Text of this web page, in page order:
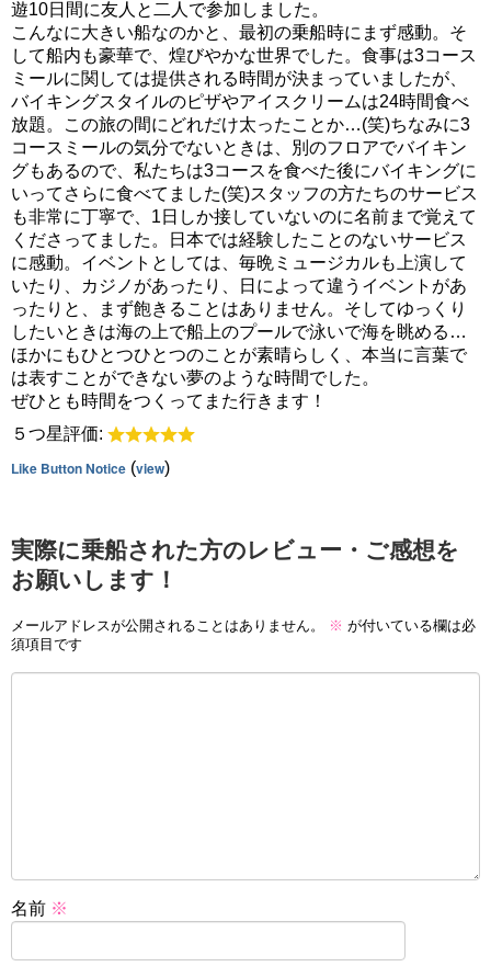
遊10日間に友人と二人で参加しました。
こんなに大きい船なのかと、最初の乗船時にまず感動。そ
して船内も豪華で、煌びやかな世界でした。食事は3コース
ミールに関しては提供される時間が決まっていましたが、
バイキングスタイルのピザやアイスクリームは24時間食べ
放題。この旅の間にどれだけ太ったことか…(笑)ちなみに3
コースミールの気分でないときは、別のフロアでバイキン
グもあるので、私たちは3コースを食べた後にバイキングに
いってさらに食べてました(笑)スタッフの方たちのサービス
も非常に丁寧で、1日しか接していないのに名前まで覚えて
くださってました。日本では経験したことのないサービス
に感動。イベントとしては、毎晩ミュージカルも上演して
いたり、カジノがあったり、日によって違うイベントがあ
ったりと、まず飽きることはありません。そしてゆっくり
したいときは海の上で船上のプールで泳いで海を眺める…
ほかにもひとつひとつのことが素晴らしく、本当に言葉で
は表すことができない夢のような時間でした。
ぜひとも時間をつくってまた行きます！
５つ星評価:
Like Button Notice (view)
実際に乗船された方のレビュー・ご感想を
お願いします！
メールアドレスが公開されることはありません。 ※ が付いている欄は必
須項目です
名前 ※